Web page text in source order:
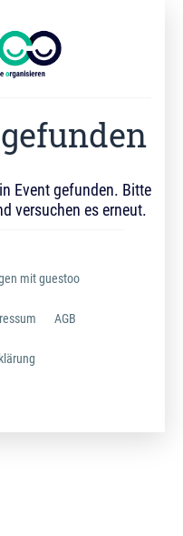
Event gefunden. Bitte
versuchen es erneut.
mit guestoo
AGB